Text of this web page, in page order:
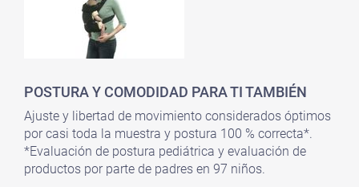
POSTURA Y COMODIDAD PARA TI TAMBIÉN
Ajuste y libertad de movimiento considerados óptimos
por casi toda la muestra y postura 100 % correcta*.
*Evaluación de postura pediátrica y evaluación de
productos por parte de padres en 97 niños.